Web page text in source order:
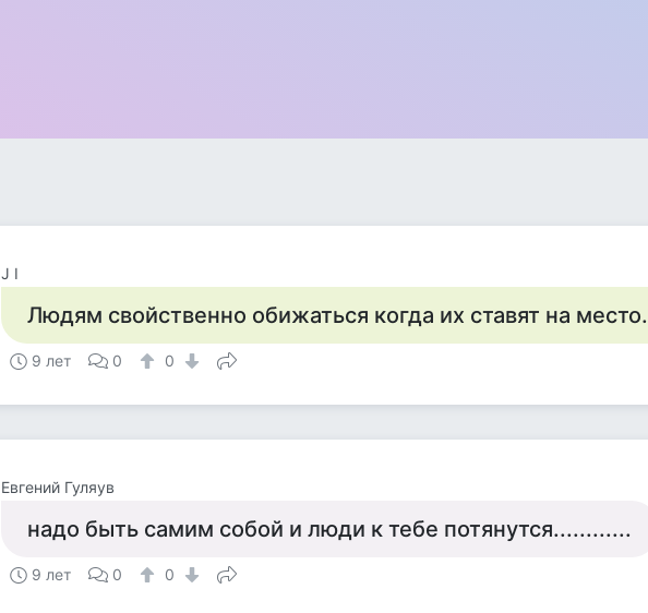
J I
Людям свойственно обижаться когда их ставят на место.
9 лет 0 0
Евгений Гуляув
надо быть самим собой и люди к тебе потянутся............
9 лет 0 0